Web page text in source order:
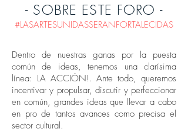
- SOBRE ESTE FORO -
#LASARTESUNIDASSERANFORTALECIDAS
Dentro de nuestras ganas por la puesta
común de ideas, tenemos una clarísima
línea: LA ACCIÓN!. Ante todo, queremos
incentivar y propulsar, discutir y perfeccionar
en común, grandes ideas que llevar a cabo
en pro de tantos avances como precisa el
sector cultural.